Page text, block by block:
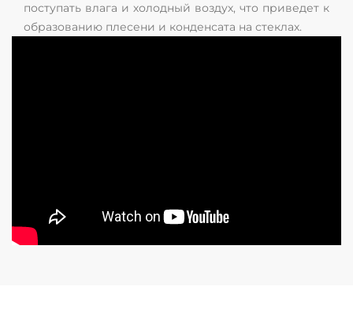
поступать влага и холодный воздух, что приведет к
образованию плесени и конденсата на стеклах.